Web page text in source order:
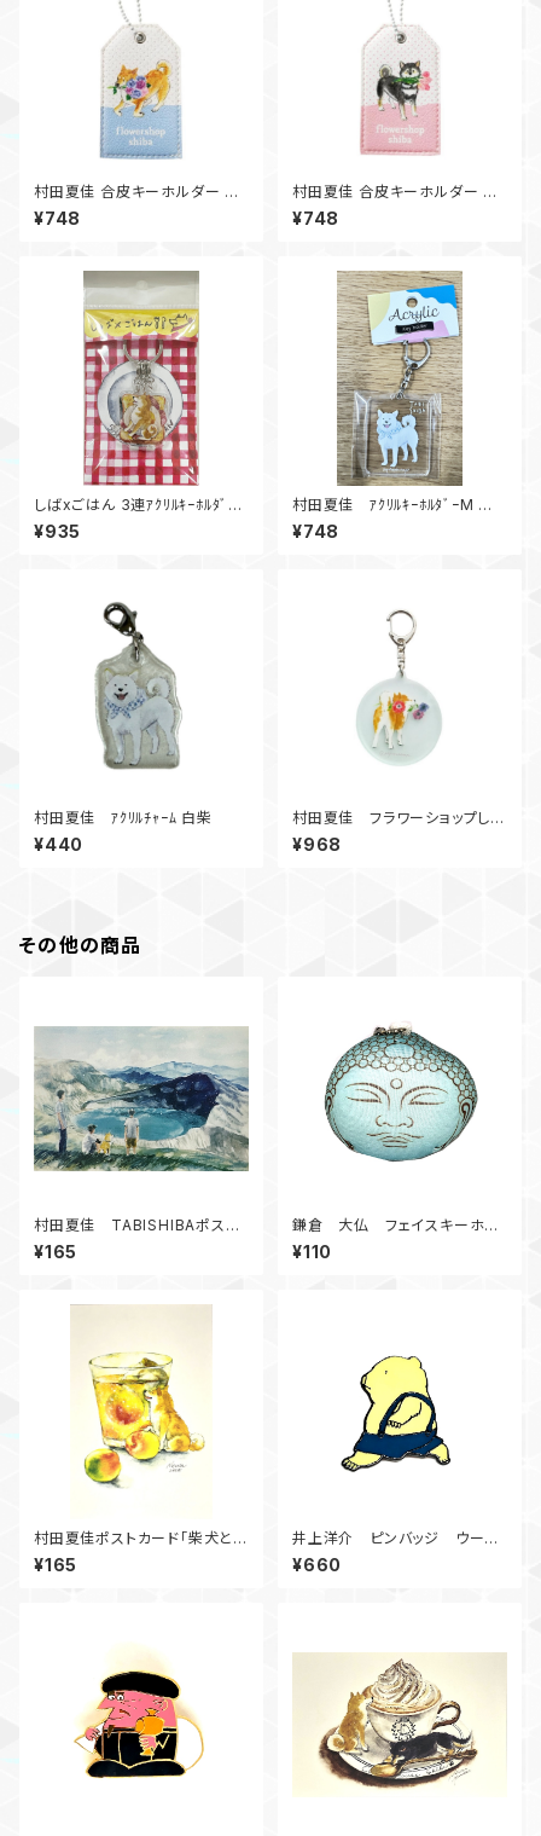
村田夏佳 合皮キーホルダー シ
ャクヤク
¥748
村田夏佳 合皮キーホルダー チ
ューリップ
¥748
しばxごはん 3連ｱｸﾘﾙｷｰﾎﾙﾀﾞｰ
ｸﾛｯｸﾏﾀﾞﾑ
¥935
村田夏佳 ｱｸﾘﾙｷｰﾎﾙﾀﾞｰM 白
柴
¥748
村田夏佳 ｱｸﾘﾙﾁｬｰﾑ 白柴
¥440
村田夏佳 フラワーショップしば
アクリルキーホルダー アネモ
ネ
¥968
その他の商品
村田夏佳 TABISHIBAポスト
カード 御釜 C12-PU-79
¥165
鎌倉 大仏 フェイスキーホル
ダー
¥110
村田夏佳ポストカード「柴犬と梅
酒」
¥165
井上洋介 ピンバッジ ウーフ
(青ズボン）
¥660